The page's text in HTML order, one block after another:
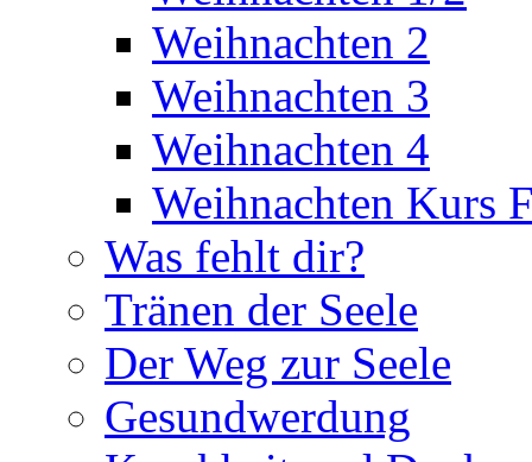
Weihnachten 2
Weihnachten 3
Weihnachten 4
Weihnachten Kurs
Was fehlt dir?
Tränen der Seele
Der Weg zur Seele
Gesundwerdung